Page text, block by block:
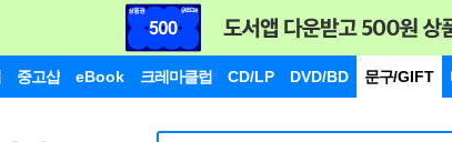
중고샵 eBook 크레마클럽 CD/LP DVD/BD 문구/GIFT